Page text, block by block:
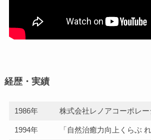
経歴・実績
1986年 株式会社レノアコーポレ
1994年 「自然治癒力向上くらぶ